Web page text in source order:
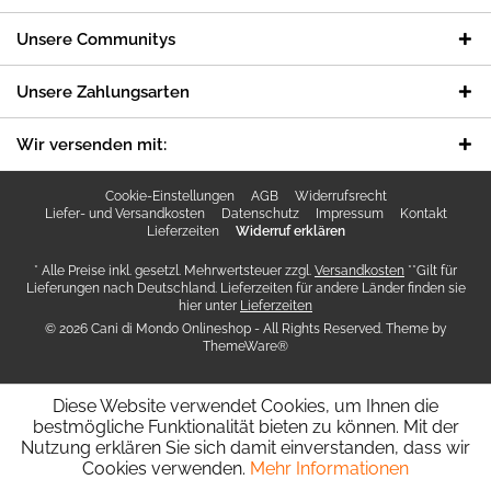
Unsere Communitys
Unsere Zahlungsarten
Wir versenden mit:
Cookie-Einstellungen AGB
Widerrufsrecht
Liefer- und Versandkosten
Datenschutz Impressum
Kontakt
Lieferzeiten
Widerruf erklären
* Alle Preise inkl. gesetzl. Mehrwertsteuer zzgl. Versandkosten **Gilt für
Lieferungen nach Deutschland. Lieferzeiten für andere Länder finden sie
hier unter Lieferzeiten
© 2026 Cani di Mondo Onlineshop - All Rights Reserved. Theme by
ThemeWare®
Diese Website verwendet Cookies, um Ihnen die
bestmögliche Funktionalität bieten zu können. Mit der
Nutzung erklären Sie sich damit einverstanden, dass wir
Cookies verwenden. Mehr Informationen